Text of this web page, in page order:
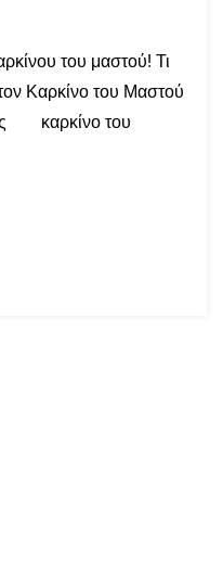
του μαστού! Τι
Καρκίνο του Μαστού
καρκίνο του